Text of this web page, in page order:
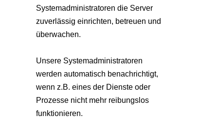
Systemadministratoren die Server
zuverlässig einrichten, betreuen und
überwachen.
Unsere Systemadministratoren
werden automatisch benachrichtigt,
wenn z.B. eines der Dienste oder
Prozesse nicht mehr reibungslos
funktionieren.